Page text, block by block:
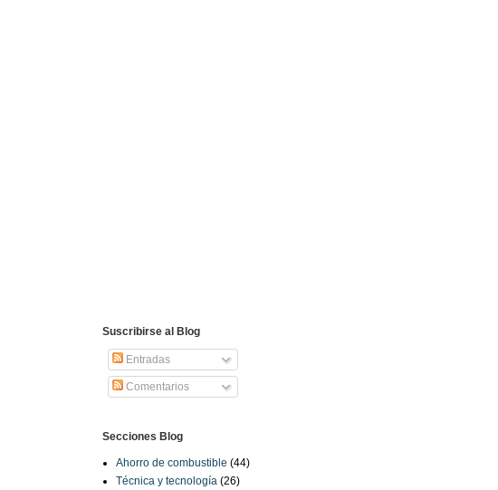
Suscribirse al Blog
Entradas
Comentarios
Secciones Blog
Ahorro de combustible (44)
Técnica y tecnología (26)